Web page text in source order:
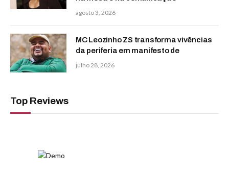
agosto 3, 2026
MC Leozinho ZS transforma vivências
da periferia em manifesto de
julho 28, 2026
Top Reviews